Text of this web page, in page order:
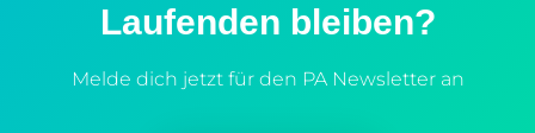
Laufenden bleiben?
Melde dich jetzt für den PA Newsletter an